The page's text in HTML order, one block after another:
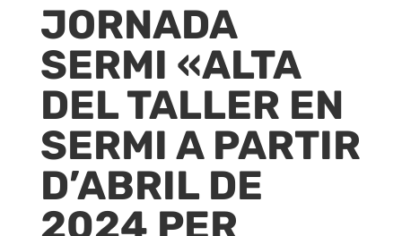
JORNADA
SERMI «ALTA
DEL TALLER EN
SERMI A PARTIR
D’ABRIL DE
2024 PER